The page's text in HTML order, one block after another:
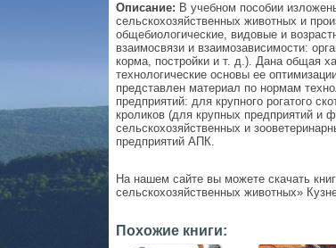
Описание: В учебном пособии
сельскохозяйственных животных и
общебиологические, видовые и
взаимосвязи и взаимозависимости:
корма, постройки и т. д.). Дана общая
технологические основы ее
представлен материал по нормам
предприятий: для крупного рогатого
кроликов (для крупных предприятий и
сельскохозяйственных и
предприятий АПК.
На нашем сайте вы можете скачать
сельскохозяйственных животных»
Похожие книги: